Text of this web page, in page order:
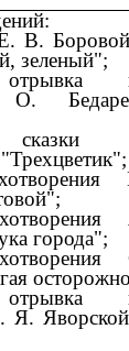
В.
зеленый";
О.
города";
Я.